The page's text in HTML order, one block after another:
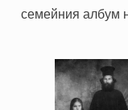
семейния албум